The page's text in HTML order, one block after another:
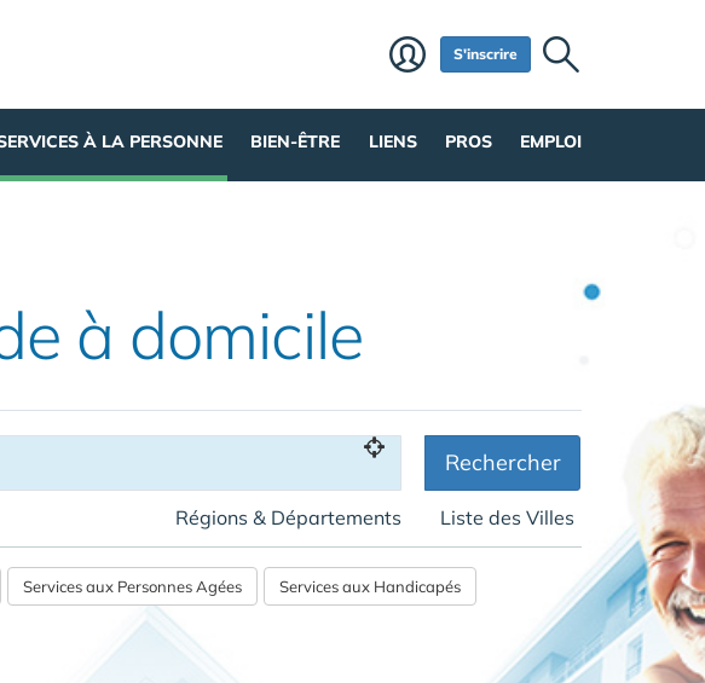
S'inscrire
À LA PERSONNE BIEN-ÊTRE LIENS PROS EMPLOI
à domicile
Rechercher
Régions & Départements Liste des Villes
Services aux Personnes Agées Services aux Handicapés